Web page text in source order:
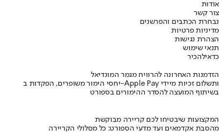
אודות
צור קשר
נבחרת הכתבים והפרשנים
מדיניות פרטיות
הצהרת נגישות
תנאי שימוש
כדאילהכיר
הזדמנות האחרונה להרוויח מגמר המונדיאל
יחסי הימור משופרים, הפקדות ב-Apple Pay ותשלום זכיות מיידי
בשיתוף המועצה להסדר ההימורים בספורט
המקצועות שיבטיחו לכם קריירה מבוקשת
מהסבת אקדמאים ועד מדעי הספורט: כל מסלולי הקריירה